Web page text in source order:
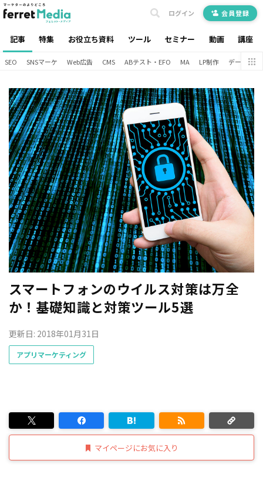
記事 特集 お役立ち資料 ツール セミナー 動画 講座
ログイン 会員登録
SEO SNSマーケ Web広告 CMS ABテスト・EFO MA LP制作 データ分析
スマートフォンのウイルス対策は万全
か！基礎知識と対策ツール5選
更新日: 2018年01月31日
アプリマーケティング
マイページにお気に入り